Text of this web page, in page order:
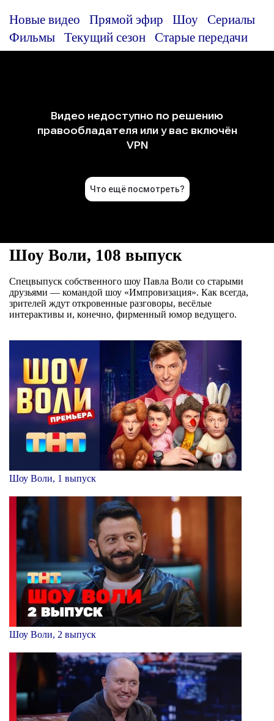
Новые видео Прямой эфир Шоу
Сериалы
Фильмы
Текущий сезон Старые передачи
Шоу Воли, 108 выпуск
Спецвыпуск собственного шоу Павла Воли со старыми
друзьями — командой шоу «Импровизация». Как всегда,
зрителей ждут откровенные разговоры, весёлые
интерактивы и, конечно, фирменный юмор ведущего.
Шоу Воли, 1 выпуск
Шоу Воли, 2 выпуск